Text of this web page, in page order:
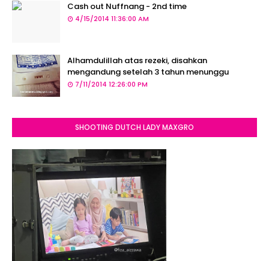
Cash out Nuffnang - 2nd time
4/15/2014 11:36:00 AM
Alhamdulillah atas rezeki, disahkan
mengandung setelah 3 tahun menunggu
7/11/2014 12:26:00 PM
SHOOTING DUTCH LADY MAXGRO